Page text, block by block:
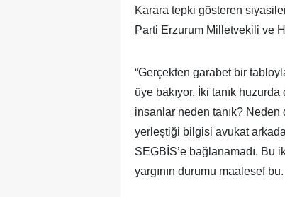
Karara tepki gösteren
Parti Erzurum Milletvekili ve
“Gerçekten garabet bir
üye bakıyor. İki tanık
insanlar neden tanık? Neden
yerleştiği bilgisi avukat
SEGBİS’e bağlanamadı. Bu
yargının durumu maalesef bu.